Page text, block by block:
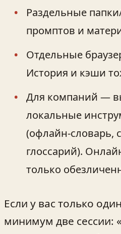
Раздельные
промптов и
Отдельные
История и кэши
Для компаний —
локальные
(офлайн‑словарь,
глоссарий).
только
Если у вас только
минимум две сессии: